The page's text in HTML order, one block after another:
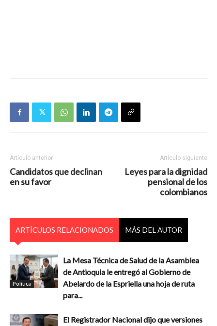
Artículo anterior
Candidatos que declinan
en su favor
Artículo siguiente
Leyes para la dignidad
pensional de los
colombianos
ARTÍCULOS RELACIONADOS MÁS DEL AUTOR
Política
La Mesa Técnica de Salud de la Asamblea
de Antioquia le entregó al Gobierno de
Abelardo de la Espriella una hoja de ruta
para...
El Registrador Nacional dijo que versiones